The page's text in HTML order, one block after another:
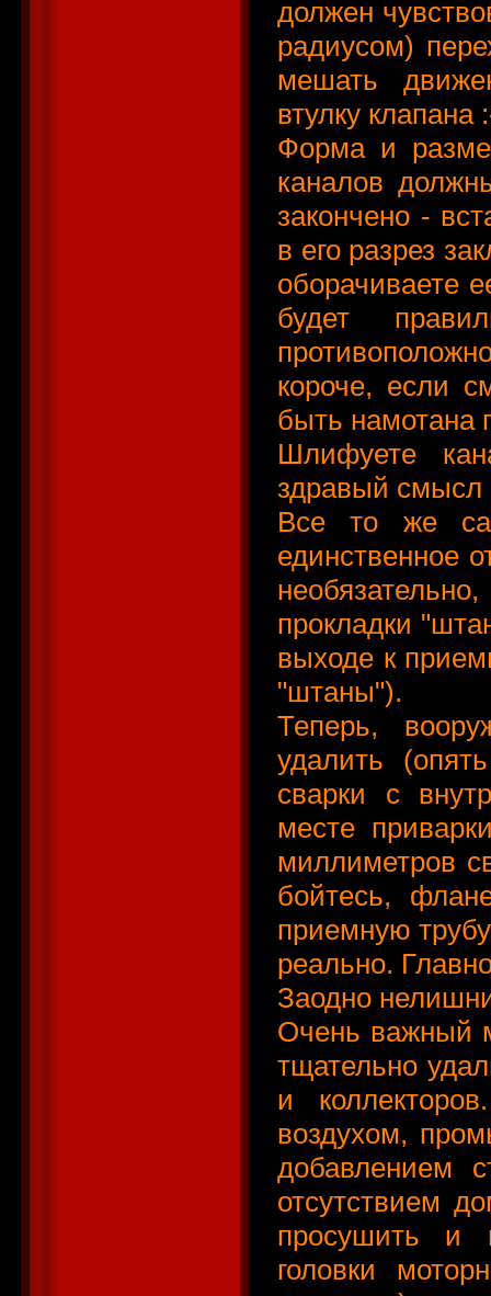
должен
радиусом)
мешать
втулку клапана
Форма и
каналов
закончено -
в его разрез
оборачиваете
будет
короче, если
быть намотана
Шлифуете
здравый
Все то же
единственное
прокладки
выходе к
"штаны").
Теперь,
удалить
сварки с
месте
миллиметров
бойтесь,
приемную
реально.
Заодно
Очень важный
тщательно
и
воздухом,
добавлением
отсутствием
просушить и
головки